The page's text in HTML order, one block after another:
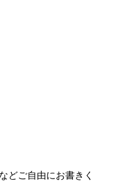
どご自由にお書きく